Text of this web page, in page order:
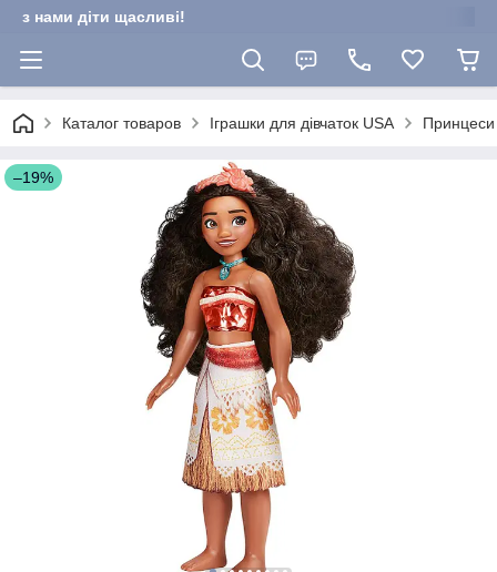
з нами діти щасливі!
Каталог товаров Іграшки для дівчаток USA
–19%